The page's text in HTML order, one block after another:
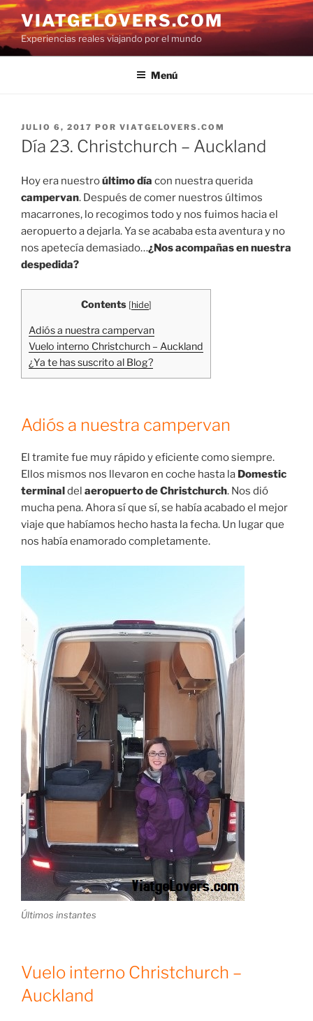
Saltar
al
contenido
VIATGELOVERS.COM
Experiencias reales viajando por el mundo
Menú
PUBLICADO
EL
JULIO 6, 2017 POR VIATGELOVERS.COM
Día 23. Christchurch – Auckland
Hoy era nuestroúltimo día con nuestra querida
campervan. Después de comer nuestros últimos
macarrones, lo recogimos todo y nos fuimos hacia el
aeropuerto a dejarla. Ya se acababa esta aventura y no
nos apetecía demasiado…¿Nos acompañas en nuestra
despedida?
Contents [hide]
Adiós a nuestra campervan
Vuelo interno Christchurch – Auckland
¿Ya te has suscrito al Blog?
Adiós a nuestra campervan
El tramite fue muy rápido y eficiente como siempre.
Ellos mismos nos llevaron en coche hasta la Domestic
terminaldel aeropuerto de Christchurch. Nos dió
mucha pena. Ahora sí que sí, se había acabado el mejor
viaje que habíamos hecho hasta la fecha. Un lugar que
nos había enamorado completamente.
Últimos instantes
Vuelo interno Christchurch –
Auckland